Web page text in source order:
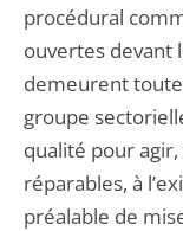
procédural
ouvertes devant
demeurent
groupe
qualité pour
réparables, à
préalable de